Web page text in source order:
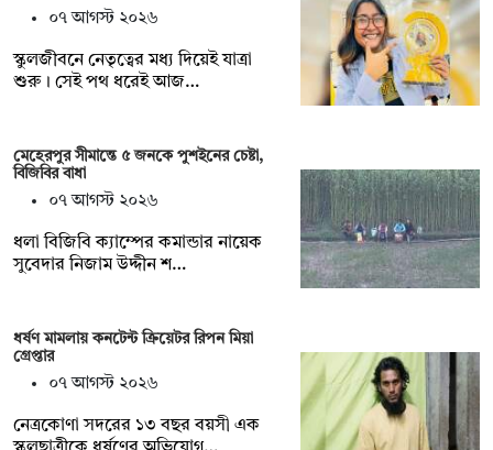
০৭ আগস্ট ২০২৬
স্কুলজীবনে নেতৃত্বের মধ্য দিয়েই যাত্রা
শুরু। সেই পথ ধরেই আজ…
মেহেরপুর সীমান্তে ৫ জনকে পুশইনের চেষ্টা,
বিজিবির বাধা
০৭ আগস্ট ২০২৬
ধলা বিজিবি ক্যাম্পের কমান্ডার নায়েক
সুবেদার নিজাম উদ্দীন শ…
ধর্ষণ মামলায় কনটেন্ট ক্রিয়েটর রিপন মিয়া
গ্রেপ্তার
০৭ আগস্ট ২০২৬
নেত্রকোণা সদরের ১৩ বছর বয়সী এক